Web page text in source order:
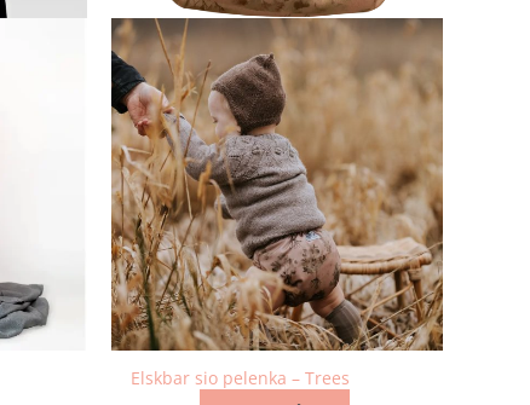
Elskbar sio pelenka – Trees